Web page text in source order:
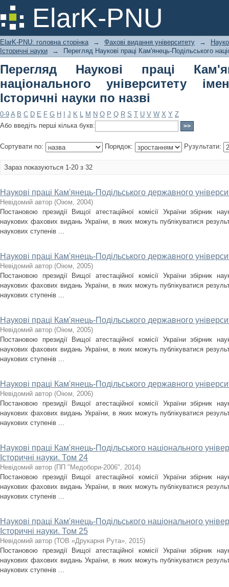
ElarK-PNU
Перегляд Наукові праці Кам'янець-
імені Івана Огієнка. Історичні науки
ElarK-PNU: головна сторінка → Фахові видання університету →
Історичні науки
→ Перегляд Наукові праці Кам'янець-Подільського
Перегляд Наукові праці
національного університету
Історичні науки по назві
0-9 A B C D E F G H J K L M N O P Q R S T U V W X Y Z
Або введіть перші кілька букв:
Сортувати по: Порядок: Рузультати:
Зараз показуються 1-20 з 32
Наукові праці Кам'янець-Подільського державного
Невідомий автор (Оіюм, 2004)
Постановою президії Вищої атестаційної комісії України збірник
наукових фахових видань України, в яких можуть публікуватися
наукових ступенів ...
Наукові праці Кам'янець-Подільського державного
Невідомий автор (Оіюм, 2005)
Постановою президії Вищої атестаційної комісії України збірник
наукових фахових видань України, в яких можуть публікуватися
наукових ступенів ...
Наукові праці Кам'янець-Подільського державного
Невідомий автор (Оіюм, 2005)
Постановою президії Вищої атестаційної комісії України збірник
наукових фахових видань України, в яких можуть публікуватися
наукових ступенів ...
Наукові праці Кам'янець-Подільського державного
Невідомий автор (Оіюм, 2006)
Постановою президії Вищої атестаційної комісії України збірник
наукових фахових видань України, в яких можуть публікуватися
наукових ступенів ...
Наукові праці Кам'янець-Подільського національного
Історичні науки. Том 24
Невідомий автор (ПП "Медобори-2006", 2014)
Постановою президії Вищої атестаційної комісії України збірник
наукових фахових видань України, в яких можуть публікуватися
наукових ступенів ...
Наукові праці Кам'янець-Подільського національного
Історичні науки. Том 25
Невідомий автор (ТОВ «Друкарня Рута», 2015)
Постановою президії Вищої атестаційної комісії України збірник
наукових фахових видань України, в яких можуть публікуватися
наукових ступенів ...